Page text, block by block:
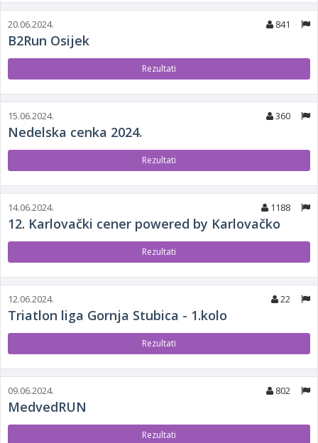
20.06.2024. 841
B2Run Osijek
Rezultati
15.06.2024. 360
Nedelska cenka 2024.
Rezultati
14.06.2024. 1188
12. Karlovački cener powered by Karlovačko
Rezultati
12.06.2024. 22
Triatlon liga Gornja Stubica - 1.kolo
Rezultati
09.06.2024. 802
MedvedRUN
Rezultati